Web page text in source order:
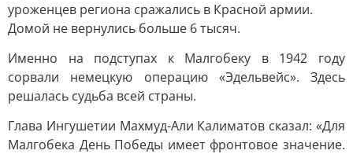
уроженцев региона сражались в Красной армии.
Домой не вернулись больше 6 тысяч.
Именно на подступах к Малгобеку в 1942 году
сорвали немецкую операцию «Эдельвейс». Здесь
решалась судьба всей страны.
Глава Ингушетии Махмуд-Али Калиматов сказал: «Для
Малгобека День Победы имеет фронтовое значение.